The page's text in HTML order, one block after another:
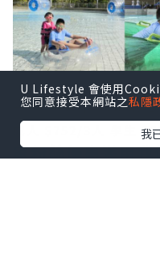
➖️➖️➖️ 🌍Trip.com 香港
成人 $752/3人
學生
家粉絲優惠🌟用
U Lifestyle 會使用
您同意接受本網站之私隱
我